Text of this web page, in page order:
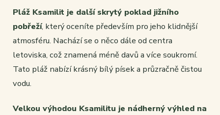
Pláž Ksamilit je další skrytý poklad jižního
pobřeží, který oceníte především pro jeho klidnější
atmosféru. Nachází se o něco dále od centra
letoviska, což znamená méně davů a více soukromí.
Tato pláž nabízí krásný bílý písek a průzračně čistou
vodu.
Velkou výhodou Ksamilitu je nádherný výhled na